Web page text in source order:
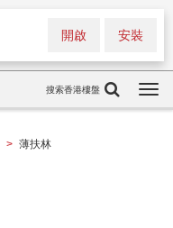
安裝
開啟
搜索香港樓盤
> 薄扶林